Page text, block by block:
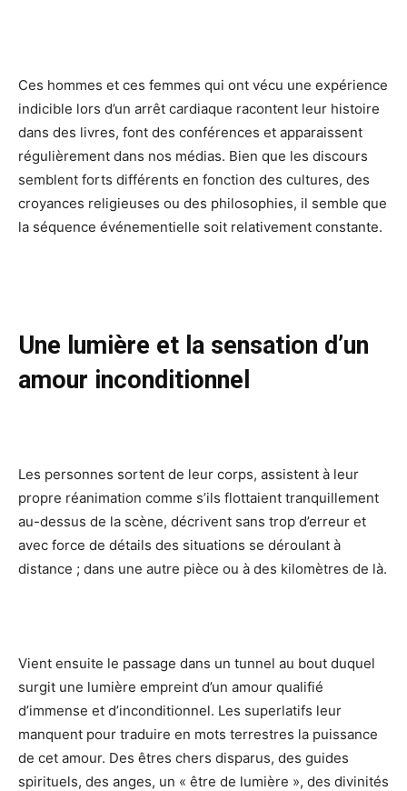
Ces hommes et ces femmes qui ont vécu une expérience
indicible lors d’un arrêt cardiaque racontent leur histoire
dans des livres, font des conférences et apparaissent
régulièrement dans nos médias. Bien que les discours
semblent forts différents en fonction des cultures, des
croyances religieuses ou des philosophies, il semble que
la séquence événementielle soit relativement constante.
Une lumière et la sensation d’un
amour inconditionnel
Les personnes sortent de leur corps, assistent à leur
propre réanimation comme s’ils flottaient tranquillement
au-dessus de la scène, décrivent sans trop d’erreur et
avec force de détails des situations se déroulant à
distance ; dans une autre pièce ou à des kilomètres de là.
Vient ensuite le passage dans un tunnel au bout duquel
surgit une lumière empreint d’un amour qualifié
d’immense et d’inconditionnel. Les superlatifs leur
manquent pour traduire en mots terrestres la puissance
de cet amour. Des êtres chers disparus, des guides
spirituels, des anges, un « être de lumière », des divinités